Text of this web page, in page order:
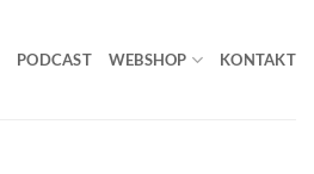
PODCAST WEBSHOP KONTAKT